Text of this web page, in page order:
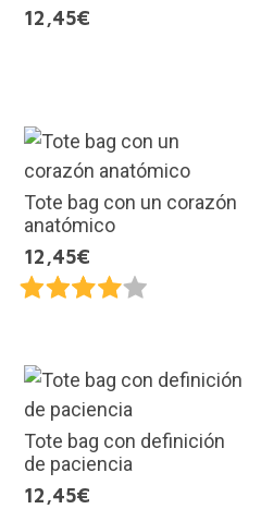
12,45€
Tote bag con un corazón
anatómico
12,45€
Tote bag con definición
de paciencia
12,45€